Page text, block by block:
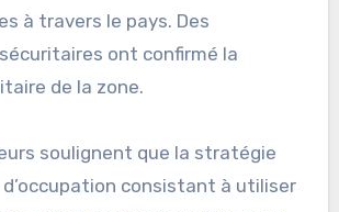
à travers le pays. Des
ont confirmé la
de la zone.
soulignent que la stratégie
consistant à utiliser